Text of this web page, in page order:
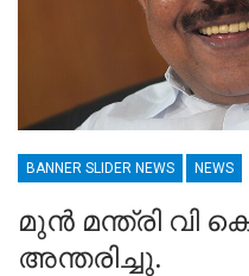
BANNER SLIDER NEWS NEWS
മുൻ മന്ത്രി വി
അന്തരിച്ചു.